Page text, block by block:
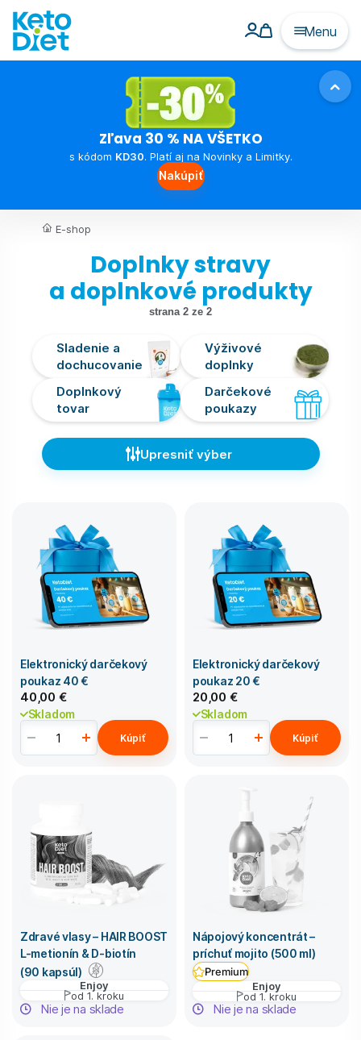
Menu
Zľava 30 % NA VŠETKO
s kódom KD30. Platí aj na Novinky a Limitky.
Nakúpiť
E-shop
Doplnky stravy
a doplnkové produkty
strana 2 ze 2
Sladenie a
dochucovanie
Výživové
doplnky
Doplnkový
tovar
Darčekové
poukazy
Upresniť výber
Elektronický darčekový
poukaz 40 €
40,00 €
Skladom
Kúpiť
Elektronický darčekový
poukaz 20 €
20,00 €
Skladom
Kúpiť
Zdravé vlasy – HAIR BOOST
L-metionín & D-biotín
(90 kapsúl)
Enjoy
od 1. kroku
Nie je na sklade
Nápojový koncentrát –
príchuť mojito (500 ml)
Premium
Enjoy
od 1. kroku
Nie je na sklade